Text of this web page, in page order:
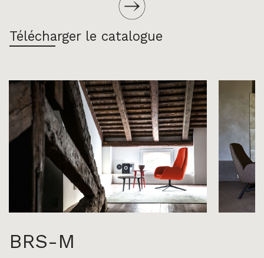
Télécharger le catalogue
BRS-M